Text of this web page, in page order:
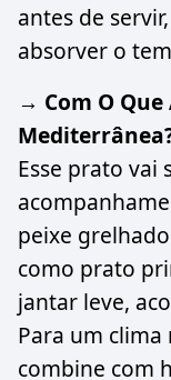
antes de
absorver o
→ Com O
Esse prato vai
peixe
como prato
jantar leve,
Para um
combine com